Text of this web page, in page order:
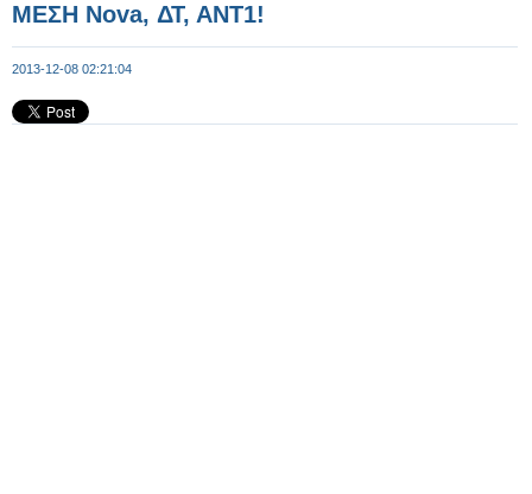
ΜΕΣΗ Nova, ΔΤ, ΑΝΤ1!
2013-12-08 02:21:04